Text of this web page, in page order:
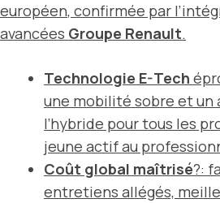
européen, confirmée par
avancées Groupe Renault.
Technologie E-Tech
une mobilité sobre et un
l’hybride pour tous les
jeune actif au
Coût global maîtrisé?:
entretiens allégés,